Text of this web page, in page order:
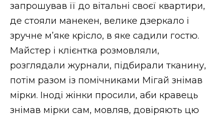
запрошував її до вітальні своєї квартири,
де стояли манекен, велике дзеркало і
зручне м’яке крісло, в яке садили гостю.
Майстер і клієнтка розмовляли,
розглядали журнали, підбирали тканину,
потім разом із помічниками Мігай знімав
мірки. Іноді жінки просили, аби кравець
знімав мірки сам, мовляв, довіряють цю